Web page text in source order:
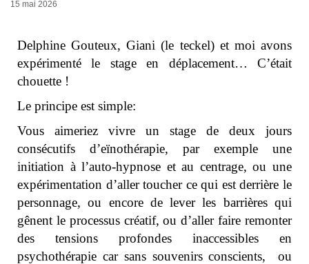
15 mai 2026
Delphine Gouteux, Giani (le teckel) et moi avons
expérimenté le stage en déplacement… C’était
chouette !
Le principe est simple:
Vous aimeriez vivre un stage de deux jours
consécutifs d’eïnothérapie, par exemple une
initiation à l’auto-hypnose et au centrage, ou une
expérimentation d’aller toucher ce qui est derrière le
personnage, ou encore de lever les barrières qui
gênent le processus créatif, ou d’aller faire remonter
des tensions profondes inaccessibles en
psychothérapie car sans souvenirs conscients, ou